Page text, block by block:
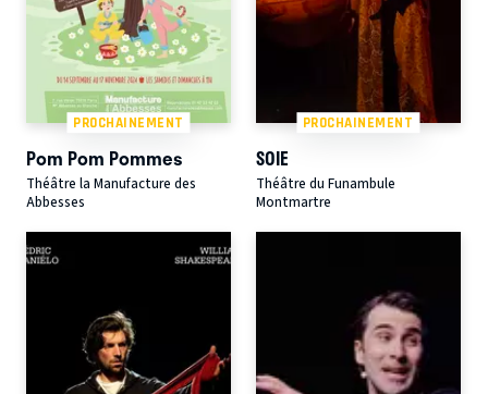
PROCHAINEMENT
Pom Pom Pommes
Théâtre la Manufacture des
Abbesses
PROCHAINEMENT
SOIE
Théâtre du Funambule
Montmartre